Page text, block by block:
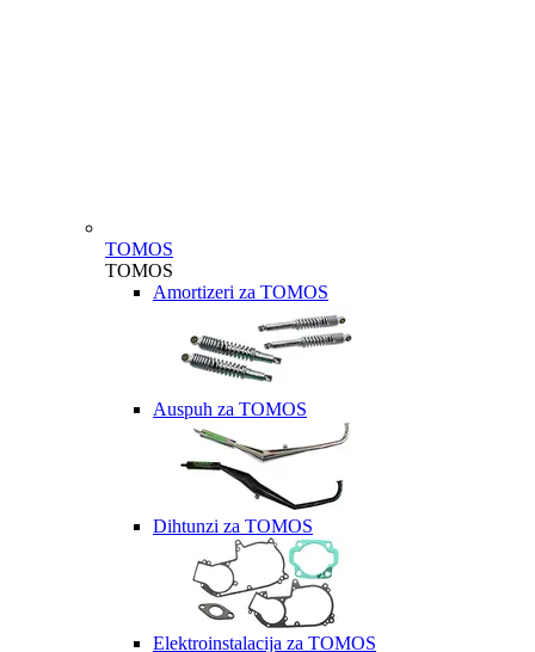
TOMOS
TOMOS
Amortizeri za TOMOS
Auspuh za TOMOS
Dihtunzi za TOMOS
Elektroinstalacija za TOMOS